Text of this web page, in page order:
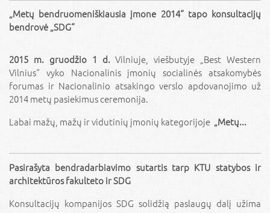
„Metų bendruomeniškiausia įmone 2014“ tapo konsultacijų
bendrovė „SDG“
2015 m. gruodžio 1 d.Vilniuje, viešbutyje „Best Western
Vilnius“ vyko Nacionalinis įmonių socialinės atsakomybės
forumas ir Nacionalinio atsakingo verslo apdovanojimo už
2014 metų pasiekimus ceremonija.
Labai mažų, mažų ir vidutinių įmonių kategorijoje „Metų...
Pasirašyta bendradarbiavimo sutartis tarp KTU statybos ir
architektūros fakulteto ir SDG
Konsultacijų kompanijos SDG solidžią paslaugų dalį užima